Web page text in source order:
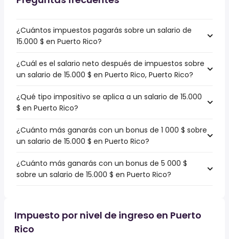
¿Cuántos impuestos pagarás sobre un salario de
15.000 $ en Puerto Rico?
¿Cuál es el salario neto después de impuestos sobre
un salario de 15.000 $ en Puerto Rico, Puerto Rico?
¿Qué tipo impositivo se aplica a un salario de 15.000
$ en Puerto Rico?
¿Cuánto más ganarás con un bonus de 1 000 $ sobre
un salario de 15.000 $ en Puerto Rico?
¿Cuánto más ganarás con un bonus de 5 000 $
sobre un salario de 15.000 $ en Puerto Rico?
Impuesto por nivel de ingreso en Puerto
Rico